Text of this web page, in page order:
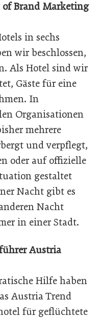
of Brand ­Marketing
in sechs
wir beschlossen,
Als Hotel sind wir
Gäste für eine
In
Organisationen
mehrere
und verpflegt,
oder auf offizielle
gestaltet
Nacht gibt es
Nacht
in einer Stadt.
Austria
Hilfe haben
Austria Trend
für geflüchtete